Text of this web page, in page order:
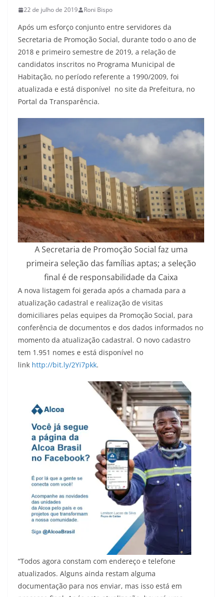
22 de julho de 2019 Roni Bispo
Após um esforço conjunto entre servidores da
Secretaria de Promoção Social, durante todo o ano de
2018 e primeiro semestre de 2019, a relação de
candidatos inscritos no Programa Municipal de
Habitação, no período referente a 1990/2009, foi
atualizada e está disponível no site da Prefeitura, no
Portal da Transparência.
A Secretaria de Promoção Social faz uma
primeira seleção das famílias aptas; a seleção
final é de responsabilidade da Caixa
A nova listagem foi gerada após a chamada para a
atualização cadastral e realização de visitas
domiciliares pelas equipes da Promoção Social, para
conferência de documentos e dos dados informados no
momento da atualização cadastral. O novo cadastro
tem 1.951 nomes e está disponível no
link http://bit.ly/2Yi7pkk.
“Todos agora constam com endereço e telefone
atualizados. Alguns ainda restam alguma
documentação para nos enviar, mas isso está em